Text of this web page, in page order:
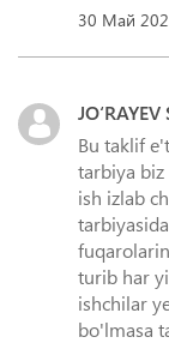
30 Май
Bu taklif
tarbiya
ish izlab
turib har
ishchilar
bo'lmasa